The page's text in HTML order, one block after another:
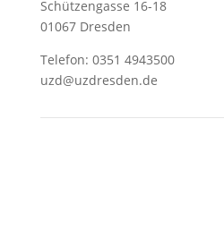
Schützengasse 16-18
01067 Dresden
Telefon: 0351 4943500
uzd@uzdresden.de